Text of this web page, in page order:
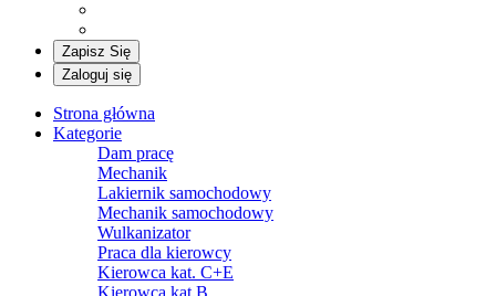
Zapisz Się
Zaloguj się
Strona główna
Kategorie
Dam pracę
Mechanik
Lakiernik samochodowy
Mechanik samochodowy
Wulkanizator
Praca dla kierowcy
Kierowca kat. C+E
Kierowca kat.B